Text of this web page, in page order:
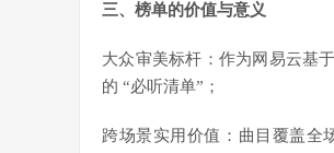
三、榜单的价值与意义
大众审美标杆：作为网易云基
的 “必听清单”；
跨场景实用价值：曲目覆盖全